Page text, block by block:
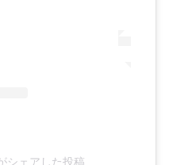
シェアした投稿